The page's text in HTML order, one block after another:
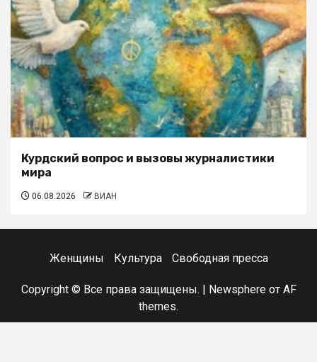
Курдский вопрос и вызовы журналистики
мира
06.08.2026 ВИАН
Женщины Культура Свободная пресса
Copyright © Все права защищены. | Newsphereот AF
themes.